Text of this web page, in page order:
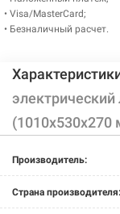
• Visa/MasterCard;
• Безналичный расчет.
Производитель:
Страна производителя: